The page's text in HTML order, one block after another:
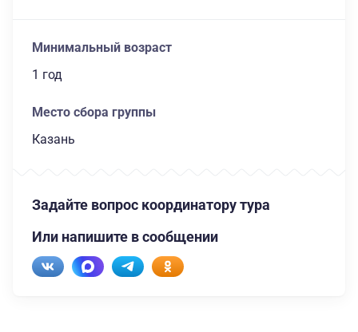
Минимальный возраст
1 год
Место сбора группы
Казань
Задайте вопрос координатору тура
Или напишите в сообщении